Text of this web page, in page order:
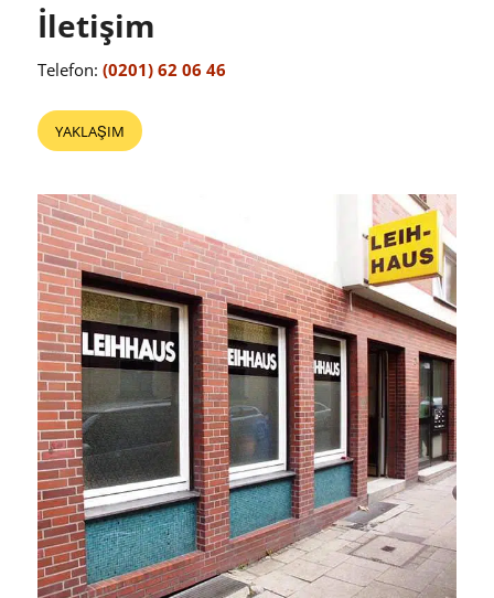
İletişim
Telefon: (0201) 62 06 46
YAKLAŞIM